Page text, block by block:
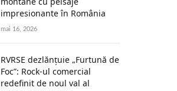
impresionante în România
mai 16, 2026
RVRSE dezlănțuie „Furtună de
Foc”: Rock-ul comercial
redefinit de noul val al